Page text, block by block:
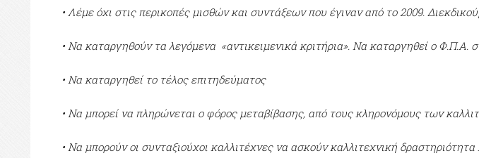
• Λέμε όχι στις περικοπές μισθών και συντάξεων που έγιναν από το 2009.
• Να καταργηθούν τα λεγόμενα «αντικειμενικά κριτήρια». Να καταργηθεί ο Φ.Π.Α.
• Να καταργηθεί το τέλος επιτηδεύματος
• Να μπορεί να πληρώνεται ο φόρος μεταβίβασης, από τους κληρονόμους των
• Να μπορούν οι συνταξιούχοι καλλιτέχνες να ασκούν καλλιτεχνική